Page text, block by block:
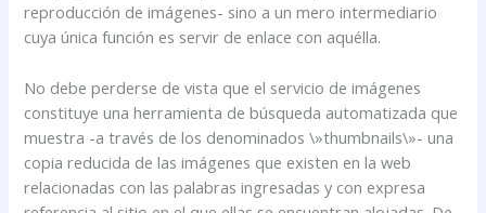
reproducción de imágenes- sino a un mero intermediario
cuya única función es servir de enlace con aquélla.
No debe perderse de vista que el servicio de imágenes
constituye una herramienta de búsqueda automatizada que
muestra -a través de los denominados \»thumbnails\»- una
copia reducida de las imágenes que existen en la web
relacionadas con las palabras ingresadas y con expresa